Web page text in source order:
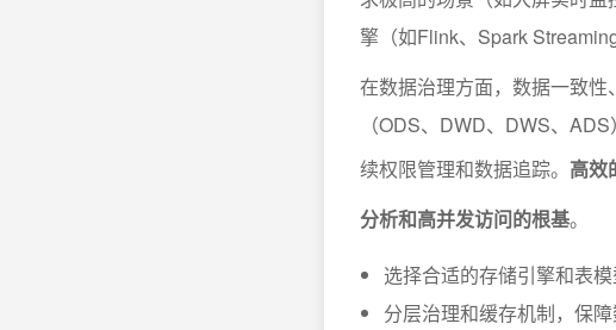
擎（如Flink、Spark
在数据治理方面，数据一致
（ODS、DWD、DWS、
续权限管理和数据追踪。 高效
分析和高并发访问的根基。
选择合适的存储引擎和表
分层治理和缓存机制，保障